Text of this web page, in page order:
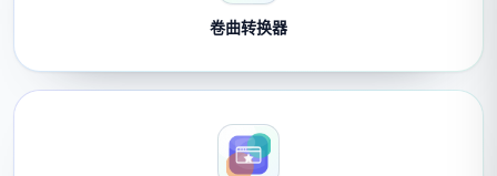
卷曲转换器